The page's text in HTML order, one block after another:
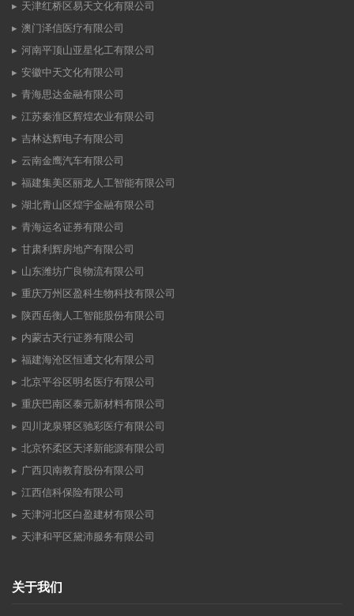
天津红桥区易天文化有限公司
澳门泽信医疗有限公司
河南平顶山亚星化工有限公司
安徽中天文化有限公司
青海思达金融有限公司
江苏秦淮区辉煌农业有限公司
吉林达辉电子有限公司
云南金鹰汽车有限公司
福建集美区丽龙人工智能有限公司
湖北青山区煌宇金融有限公司
青海运名证券有限公司
甘肃利辉房地产有限公司
山东潍坊广良物流有限公司
重庆万州区盈科生物科技有限公司
陕西岳衡人工智能股份有限公司
内蒙古天行证券有限公司
福建海沧区恒通文化有限公司
北京平谷区明名医疗有限公司
重庆巴南区泰元新材料有限公司
四川龙泉驿区驰彩医疗有限公司
北京怀柔区天泽新能源有限公司
广西贝南教育股份有限公司
江西信科保险有限公司
天津河北区白盈建材有限公司
天津和平区黛沛服务有限公司
关于我们